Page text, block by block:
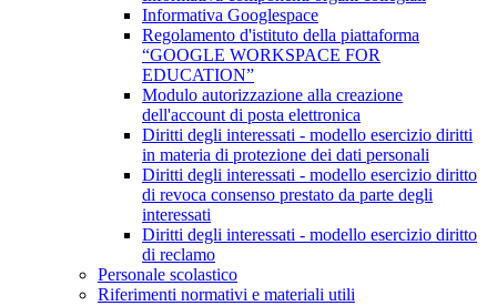
Informativa Googlespace
Regolamento d'istituto della piattaforma
“GOOGLE WORKSPACE FOR
EDUCATION”
Modulo autorizzazione alla creazione
dell'account di posta elettronica
Diritti degli interessati - modello esercizio diritti
in materia di protezione dei dati personali
Diritti degli interessati - modello esercizio diritto
di revoca consenso prestato da parte degli
interessati
Diritti degli interessati - modello esercizio diritto
di reclamo
Personale scolastico
Riferimenti normativi e materiali utili